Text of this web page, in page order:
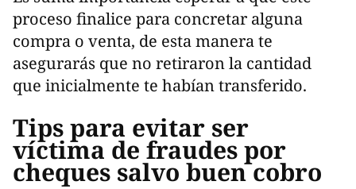
proceso finalice para concretar alguna
compra o venta, de esta manera te
asegurarás que no retiraron la cantidad
que inicialmente te habían transferido.
Tips para evitar ser
víctima de fraudes por
cheques salvo buen cobro